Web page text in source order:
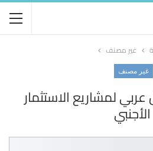
غير مصنف
غير مصنف
لمشاريع الاستثمار
الأجنبي